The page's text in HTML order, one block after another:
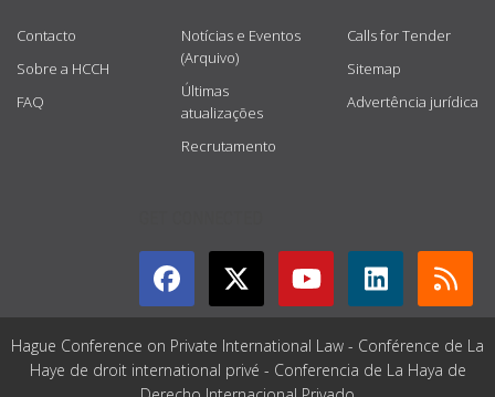
Contacto
Sobre a HCCH
FAQ
Notícias e Eventos
(Arquivo)
Últimas
atualizações
Recrutamento
Calls for Tender
Sitemap
Advertência jurídica
Hague Conference on Private International Law - Conférence de La
Haye de droit international privé - Conferencia de La Haya de